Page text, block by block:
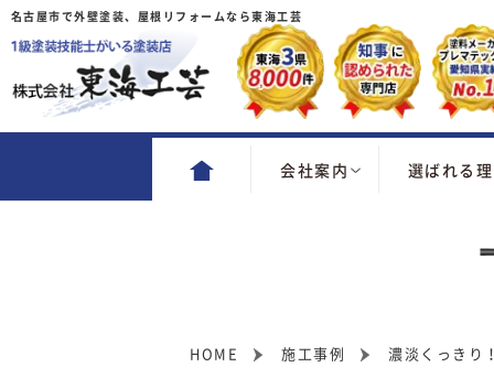
名古屋市で外壁塗装、屋根リフォームなら東海工芸
会社案内 選ばれる
HOME 施工事例 濃淡くっきり